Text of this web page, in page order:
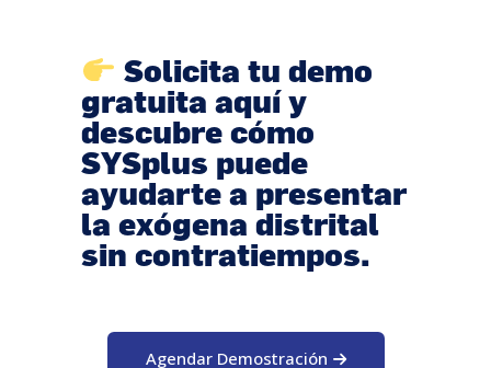
Solicita tu demo
gratuita aquíy
descubre cómo
SYSplus puede
ayudarte a presentar
la exógena distrital
sin contratiempos.
Agendar Demostración